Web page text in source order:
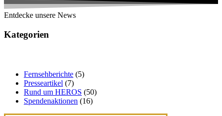
Entdecke unsere News
Kategorien
Fernsehberichte (5)
Presseartikel (7)
Rund um HEROS (50)
Spendenaktionen (16)